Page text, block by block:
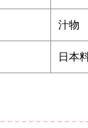
汁物
日本